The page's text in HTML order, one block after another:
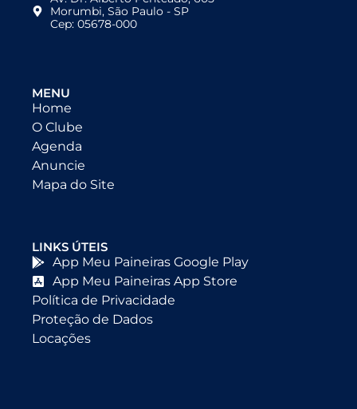
Morumbi, São Paulo - SP
Cep: 05678-000
MENU
Home
O Clube
Agenda
Anuncie
Mapa do Site
LINKS ÚTEIS
App Meu Paineiras Google Play
App Meu Paineiras App Store
Política de Privacidade
Proteção de Dados
Locações